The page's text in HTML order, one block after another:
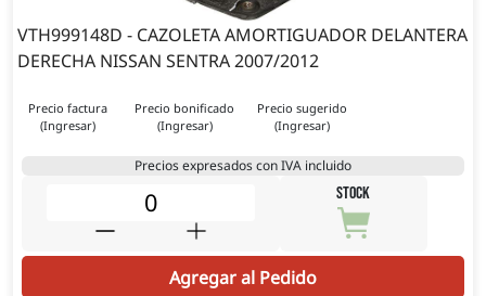
VTH999148D - CAZOLETA AMORTIGUADOR DELANTERA
DERECHA NISSAN SENTRA 2007/2012
Precio factura
(Ingresar)
Precio bonificado
(Ingresar)
Precio sugerido
(Ingresar)
Precios expresados con IVA incluido
STOCK
Agregar al Pedido